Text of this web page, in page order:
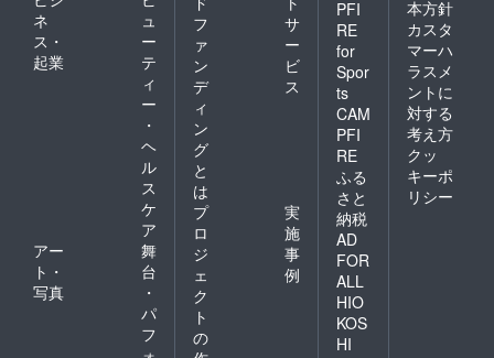
ネ
ス・
起業
ュ
ー
テ
ィ
ー
・
ヘ
ル
ス
ケ
ア
アー
ト・
写真
舞
台
・
パ
フ
フ
ァ
ン
デ
ィ
ン
グ
と
は
サ
ー
ビ
ス
プ
ロ
ジ
ェ
ク
ト
の
実
施
事
例
PFI
RE
for
Spor
ts
CAM
PFI
RE
ふる
さと
納税
AD
FOR
ALL
HIO
KOS
HI
本方針
カスタ
マーハ
ラスメ
ントに
対する
考え方
クッ
キーポ
リシー